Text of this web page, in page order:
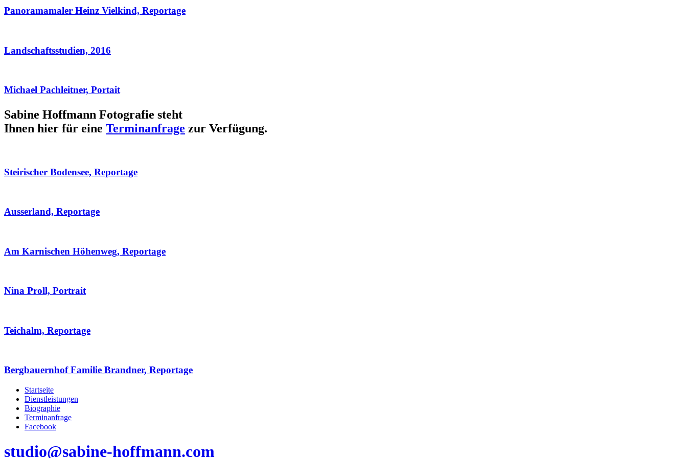
Panoramamaler Heinz Vielkind, Reportage
Landschaftsstudien, 2016
Michael Pachleitner, Portait
Sabine Hoffmann Fotografie steht
Ihnen hier für eine Terminanfrage zur Verfügung.
Steirischer Bodensee, Reportage
Ausserland, Reportage
Am Karnischen Höhenweg, Reportage
Nina Proll, Portrait
Teichalm, Reportage
Bergbauernhof Familie Brandner, Reportage
Startseite
Dienstleistungen
Biographie
Terminanfrage
Facebook
studio@sabine-hoffmann.com